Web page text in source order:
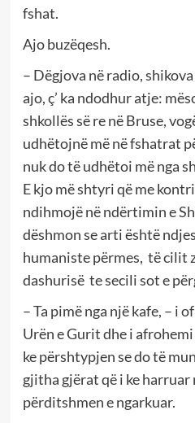
fshat.
Ajo buzëqesh.
– Dëgjova në radio,
ajo, ç’ ka ndodhur atje:
shkollës së re në Bruse,
udhëtojnë më në fshatrat
nuk do të udhëtoi më nga
E kjo më shtyri që me
ndihmojë në ndërtimin e
dëshmon se arti është
humaniste përmes, të cilit
dashurisë te secili sot e
– Ta pimë nga një kafe, – i
Urën e Gurit dhe i
ke përshtypjen se do të
gjitha gjërat që i ke harruar
përditshmen e ngarkuar.